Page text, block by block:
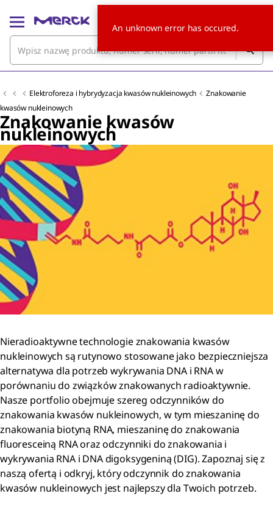
Elektroforeza i hybrydyzacja kwasów nukleinowych
Znakowanie
kwasów nukleinowych
Znakowanie kwasów
nukleinowych
Nieradioaktywne technologie znakowania kwasów
nukleinowych są rutynowo stosowane jako bezpieczniejsza
alternatywa dla potrzeb wykrywania DNA i RNA w
porównaniu do związków znakowanych radioaktywnie.
Nasze portfolio obejmuje szereg odczynników do
znakowania kwasów nukleinowych, w tym mieszaninę do
znakowania biotyną RNA, mieszaninę do znakowania
fluoresceiną RNA oraz odczynniki do znakowania i
wykrywania RNA i DNA digoksygeniną (DIG). Zapoznaj się z
naszą ofertą i odkryj, który odczynnik do znakowania
kwasów nukleinowych jest najlepszy dla Twoich potrzeb.
An unknown error has occured.